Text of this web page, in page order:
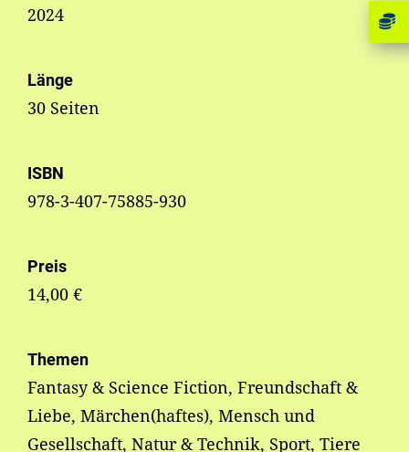
2024
Länge
30 Seiten
ISBN
978-3-407-75885-930
Preis
14,00 €
Themen
Fantasy & Science Fiction, Freundschaft &
Liebe, Märchen(haftes), Mensch und
Gesellschaft, Natur & Technik, Sport, Tiere